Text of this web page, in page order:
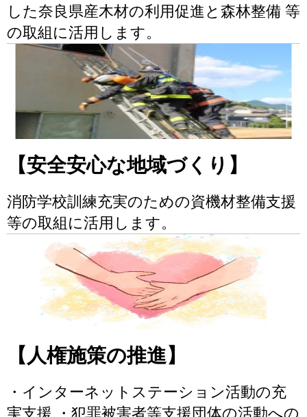
した奈良県産木材の利用促進と森林整備 等
の取組に活用します。
【安全安心な地域づくり】
消防学校訓練充実のための資機材整備支援
等の取組に活用します。
【人権施策の推進】
・インターネットステーション活動の充
実支援 ・犯罪被害者等支援団体の活動への